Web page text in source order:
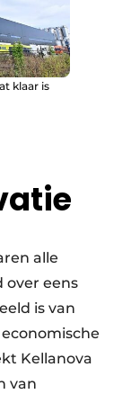
klaar is
alle
eens
is van
Kellanova
van